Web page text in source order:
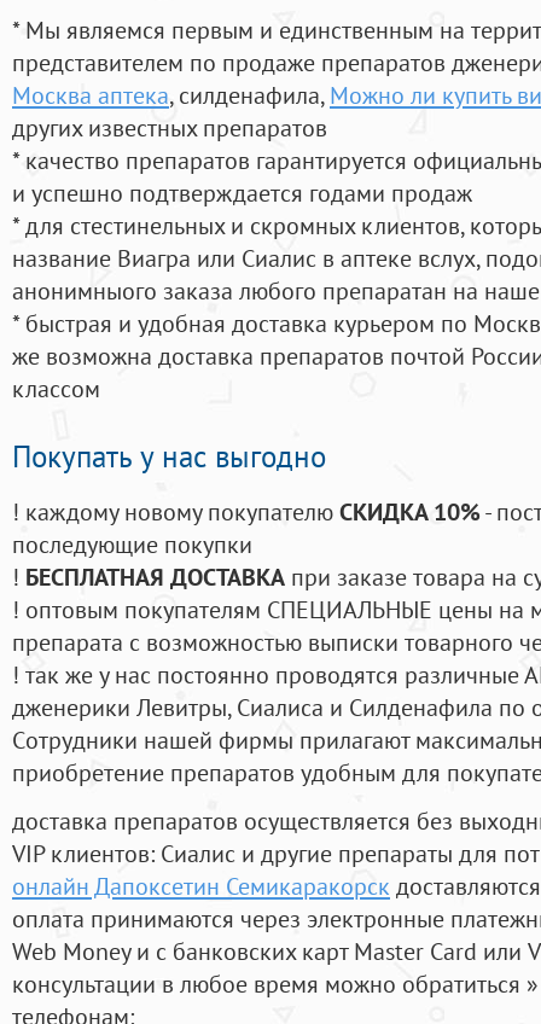
* Мы являемся первым и единственным на
представителем по продаже препаратов
Москва аптека, силденафила, Можно ли купить
других известных препаратов
* качество препаратов гарантируется
и успешно подтверждается годами продаж
* для стестинельных и скромных клиентов,
название Виагра или Сиалис в аптеке вслух,
анонимныого заказа любого препаратан на
* быстрая и удобная доставка курьером по
же возможна доставка препаратов почтой
классом
Покупать у нас выгодно
! каждому новому покупателюСКИДКА 10%-
последующие покупки
! БЕСПЛАТНАЯ ДОСТАВКА при заказе товара на
! оптовым покупателям СПЕЦИАЛЬНЫЕ цены на
препарата с возможностью выписки товарного
! так же у нас постоянно проводятся
дженерики Левитры, Сиалиса и Силденафила по
Cотрудники нашей фирмы прилагают
приобретение препаратов удобным для
доставка препаратов осуществляется без
VIP клиентов: Сиалис и другие препараты для
онлайн Дапоксетин Семикаракорск
оплата принимаются через электронные
Web Money и с банковских карт Master Card или
консультации в любое время можно обратиться
телефонам: